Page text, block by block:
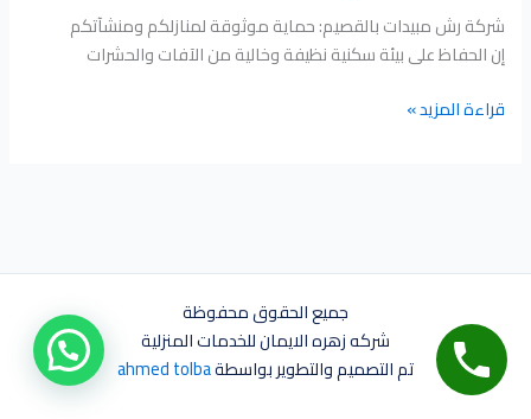
شركة رش مبيدات بالقصيم: حماية موثوقة لمنازلكم ومنشآتكم
إن الحفاظ على بيئة سكنية نظيفة وخالية من الآفات والحشرات
قراءة المزيد »
جميع الحقوق محفوظة
شركه زهره الايمان للخدمات المنزلية
تم التصميم والتطوير بواسطةahmed tolba